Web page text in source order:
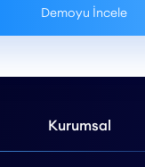
Kurumsal